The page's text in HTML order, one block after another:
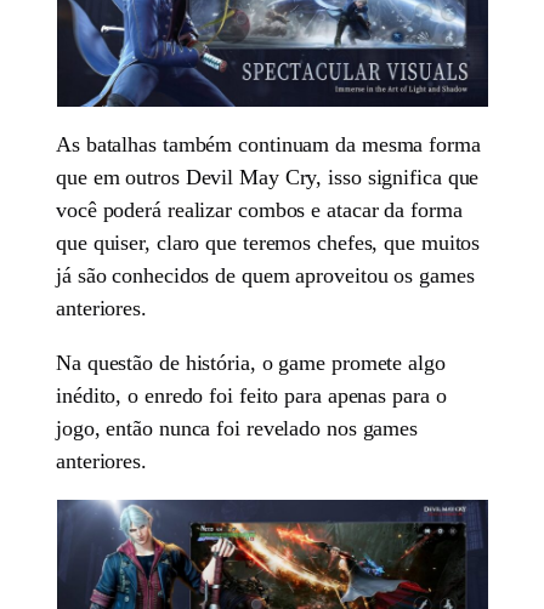
As batalhas também continuam da mesma forma
que em outros Devil May Cry, isso significa que
você poderá realizar combos e atacar da forma
que quiser, claro que teremos chefes, que muitos
já são conhecidos de quem aproveitou os games
anteriores.
Na questão de história, o game promete algo
inédito, o enredo foi feito para apenas para o
jogo, então nunca foi revelado nos games
anteriores.